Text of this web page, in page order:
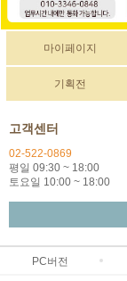
마이페이지
기획전
고객센터
02-522-0869
평일 09:30 ~ 18:00
토요일 10:00 ~ 18:00
PC버전